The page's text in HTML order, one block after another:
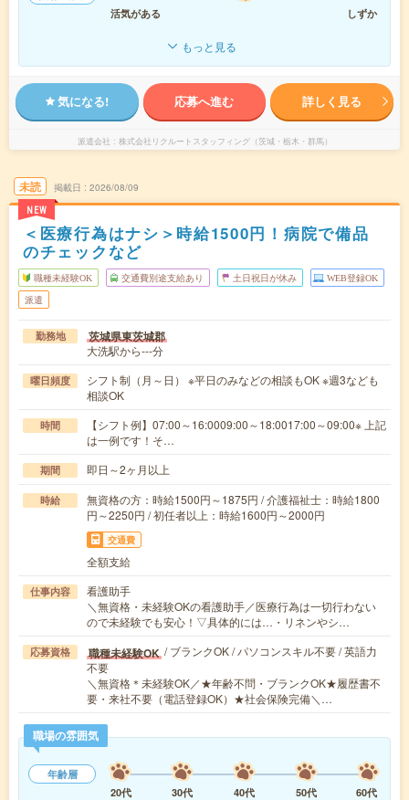
活気がある
しずか
もっと見る
気になる! 応募へ進む 詳しく見る
派遣会社 株式会社リクルートスタッフィング（茨城・栃木・群馬）
未読
NEW
掲載日 2026/08/09
＜医療行為はナシ＞時給1500円！病院で備品
のチェックなど
職種未経験OK 交通費別途支給あり 土日祝日が休み WEB登録OK
派遣
勤務地 茨城県東茨城郡
大洗駅から---分
曜日頻度
シフト制（月～日） ※平日のみなどの相談もOK ※週3なども
相談OK
時間
【シフト例】07:00～16:0009:00～18:0017:00～09:00※ 上記
は一例です！そ…
期間 即日～2ヶ月以上
時給
無資格の方：時給1500円～1875円 / 介護福祉士：時給1800
円～2250円 / 初任者以上：時給1600円～2000円
交通費
全額支給
仕事内容
看護助手
＼無資格・未経験OKの看護助手／医療行為は一切行わない
ので未経験でも安心！▽具体的には…・リネンやシ…
応募資格 職種未経験OK / ブランクOK / パソコンスキル不要 / 英語力
不要
＼無資格＊未経験OK／★年齢不問・ブランクOK★履歴書不
要・来社不要（電話登録OK）★社会保険完備＼…
職場の雰囲気
年齢層
20代
30代 40代 50代
60代